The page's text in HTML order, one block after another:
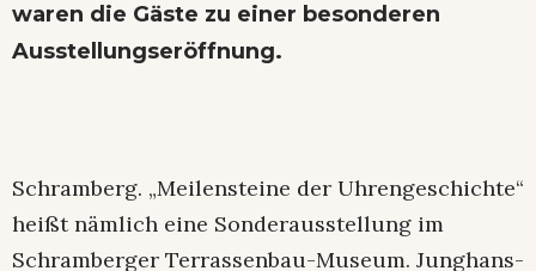
waren die Gäste zu einer besonderen
Ausstellungseröffnung.
Schramberg. „Meilensteine der Uhrengeschichte“
heißt nämlich eine Sonderausstellung im
Schramberger Terrassenbau-Museum. Junghans-